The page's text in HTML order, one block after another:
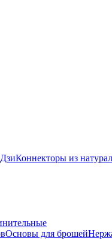
Коннекторы из
Основы для брошей